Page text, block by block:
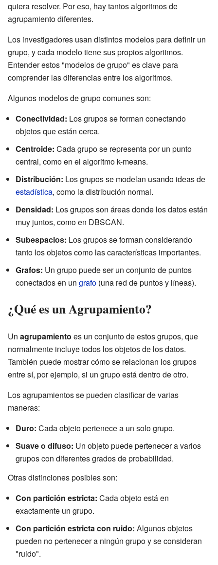
quiera resolver. Por eso, hay tantos algoritmos de
agrupamiento diferentes.
Los investigadores usan distintos modelos para definir un
grupo, y cada modelo tiene sus propios algoritmos.
Entender estos "modelos de grupo" es clave para
comprender las diferencias entre los algoritmos.
Algunos modelos de grupo comunes son:
Conectividad: Los grupos se forman conectando
objetos que están cerca.
Centroide: Cada grupo se representa por un punto
central, como en el algoritmo k-means.
Distribución: Los grupos se modelan usando ideas de
estadística, como la distribución normal.
Densidad: Los grupos son áreas donde los datos están
muy juntos, como en DBSCAN.
Subespacios: Los grupos se forman considerando
tanto los objetos como las características importantes.
Grafos: Un grupo puede ser un conjunto de puntos
conectados en un grafo (una red de puntos y líneas).
¿Qué es un Agrupamiento?
Un agrupamiento es un conjunto de estos grupos, que
normalmente incluye todos los objetos de los datos.
También puede mostrar cómo se relacionan los grupos
entre sí, por ejemplo, si un grupo está dentro de otro.
Los agrupamientos se pueden clasificar de varias
maneras:
Duro: Cada objeto pertenece a un solo grupo.
Suave o difuso: Un objeto puede pertenecer a varios
grupos con diferentes grados de probabilidad.
Otras distinciones posibles son:
Con partición estricta: Cada objeto está en
exactamente un grupo.
Con partición estricta con ruido: Algunos objetos
pueden no pertenecer a ningún grupo y se consideran
"ruido".